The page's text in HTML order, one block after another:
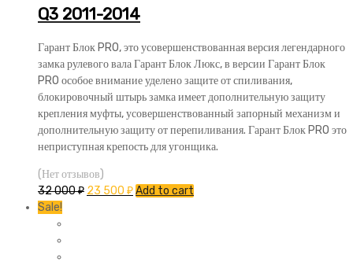
Q3 2011-2014
Гарант Блок PRO, это усовершенствованная версия легендарного
замка рулевого вала Гарант Блок Люкс, в версии Гарант Блок
PRO особое внимание уделено защите от спиливания,
блокировочный штырь замка имеет дополнительную защиту
крепления муфты, усовершенствованный запорный механизм и
дополнительную защиту от перепиливания. Гарант Блок PRO это
неприступная крепость для угонщика.
(Нет отзывов)
32 000₽ 23 500 ₽Add to cart
Sale!